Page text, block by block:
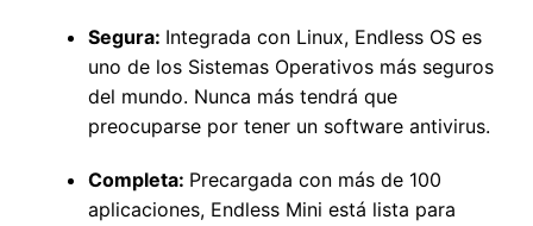
Segura: Integrada con Linux, Endless OS es
uno de los Sistemas Operativos más seguros
del mundo. Nunca más tendrá que
preocuparse por tener un software antivirus.
Completa: Precargada con más de 100
aplicaciones, Endless Mini está lista para